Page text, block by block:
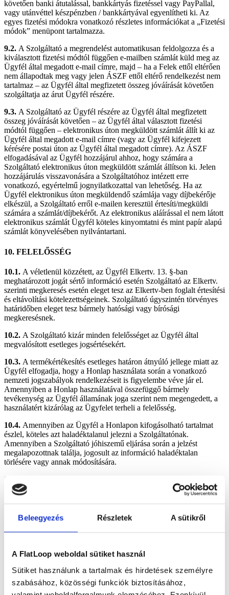
Beleegyezés Részletek A sütikről
A FlatLoop weboldal sütiket használ
Sütiket használunk a tartalmak és hirdetések személyre
szabásához, közösségi funkciók biztosításához,
követően banki átutalással, bankkártyás fizetéssel vagy PayPallal,
vagy utánvéttel készpénzben / bankkártyával egyenlítheti ki. Az
egyes fizetési módokra vonatkozó részletes információkat a „Fizetési
módok” menüpont tartalmazza.
9.2. A Szolgáltató a megrendelést automatikusan feldolgozza és a
kiválasztott fizetési módtól függően e-mailben számlát küld meg az
Ügyfél által megadott e-mail címre, majd – ha a Felek ettől eltérően
nem állapodtak meg vagy jelen ÁSZF ettől eltérő rendelkezést nem
tartalmaz – az Ügyfél által megfizetett összeg jóváírását követően
szolgáltatja az árut Ügyfél részére.
9.3. A Szolgáltató az Ügyfél részére az Ügyfél által megfizetett
összeg jóváírását követően – az Ügyfél által választott fizetési
módtól függően – elektronikus úton megküldött számlát állít ki az
Ügyfél által megadott e-mail címre (vagy az Ügyfél kifejezett
kérésére postai úton az Ügyfél által megadott címre). Az ÁSZF
elfogadásával az Ügyfél hozzájárul ahhoz, hogy számára a
Szolgáltató elektronikus úton megküldött számlát állítson ki. Jelen
hozzájárulás visszavonására a Szolgáltatóhoz intézett erre
vonatkozó, egyértelmű jognyilatkozattal van lehetőség. Ha az
Ügyfél elektronikus úton megküldendő számlája vagy díjbekérője
elkészül, a Szolgáltató erről e-mailen keresztül értesíti/megküldi
számára a számlát/díjbekérőt. Az elektronikus aláírással el nem látott
elektronikus számlát Ügyfél köteles kinyomtatni és mint papír alapú
számlát könyvelésében nyilvántartani.
10. FELELŐSSÉG
10.1. A véletlenül közzétett, az Ügyfél Elkertv. 13. §-ban
meghatározott jogát sértő információ esetén Szolgáltató az Elkertv.
szerinti megkeresés esetén eleget tesz az Elkertv-ben foglalt értesítési
és eltávolítási kötelezettségeinek. Szolgáltató úgyszintén törvényes
határidőben eleget tesz bármely hatósági vagy bírósági
megkeresésnek.
10.2. A Szolgáltató kizár minden felelősséget az Ügyfél által
megvalósított esetleges jogsértésekért.
10.3. A termékértékesítés esetleges határon átnyúló jellege miatt az
Ügyfél elfogadja, hogy a Honlap használata során a vonatkozó
nemzeti jogszabályok rendelkezéseit is figyelembe véve jár el.
Amennyiben a Honlap használatával összefüggő bármely
tevékenység az Ügyfél államának joga szerint nem megengedett, a
használatért kizárólag az Ügyfelet terheli a felelősség.
10.4. Amennyiben az Ügyfél a Honlapon kifogásolható tartalmat
észlel, köteles azt haladéktalanul jelezni a Szolgáltatónak.
Amennyiben a Szolgáltató jóhiszemű eljárása során a jelzést
megalapozottnak találja, jogosult az információ haladéktalan
törlésére vagy annak módosítására.
10.5.
tájékoztató szerint terheli szavatosság és jótállás.
megjelenített valamennyi tartalomnak: bármely szerzői műnek,
illetve más szellemi alkotásnak.
11.2.A Honlap tartalmának másolása, egészének vagy részeinek
fizikai vagy más adathordozóra mentése vagy nyomtatása kizárólag